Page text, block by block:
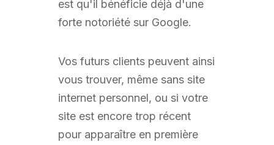
est qu'il bénéficie déjà d'une
forte notoriété sur Google.
Vos futurs clients peuvent ainsi
vous trouver, même sans site
internet personnel, ou si votre
site est encore trop récent
pour apparaître en première